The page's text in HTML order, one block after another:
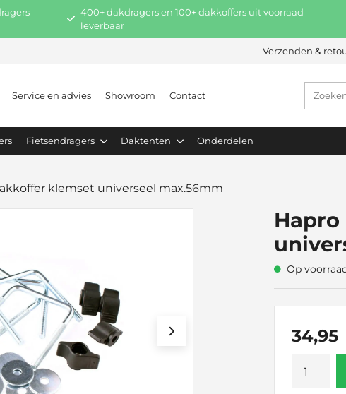
400+ dakdragers en 100+ dakkoffers uit voorraad
leverbaar
Verzenden &
Service en advies Showroom Contact
Fietsendragers Daktenten Onderdelen
klemset universeel max.56mm
Op
34,95
dakkoffer